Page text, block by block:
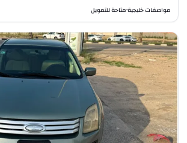
مواصفات خليجية•متاحة للتمويل